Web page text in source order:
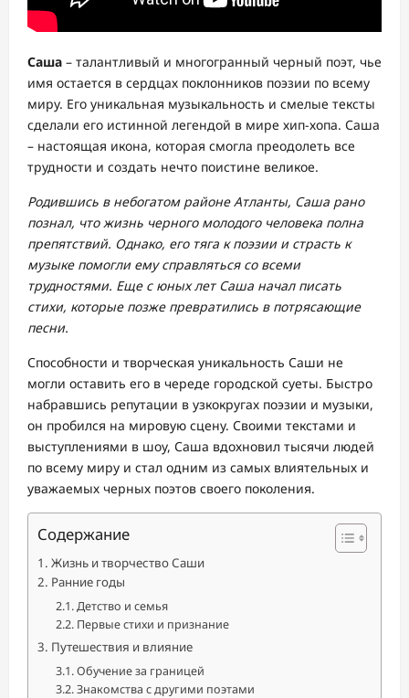
Саша – талантливый и многогранный черный поэт, чье
имя остается в сердцах поклонников поэзии по всему
миру. Его уникальная музыкальность и смелые тексты
сделали его истинной легендой в мире хип-хопа. Саша
– настоящая икона, которая смогла преодолеть все
трудности и создать нечто поистине великое.
Родившись в небогатом районе Атланты, Саша рано
познал, что жизнь черного молодого человека полна
препятствий. Однако, его тяга к поэзии и страсть к
музыке помогли ему справляться со всеми
трудностями. Еще с юных лет Саша начал писать
стихи, которые позже превратились в потрясающие
песни.
Способности и творческая уникальность Саши не
могли оставить его в череде городской суеты. Быстро
набравшись репутации в узкокругах поэзии и музыки,
он пробился на мировую сцену. Своими текстами и
выступлениями в шоу, Саша вдохновил тысячи людей
по всему миру и стал одним из самых влиятельных и
уважаемых черных поэтов своего поколения.
Содержание
Жизнь и творчество Саши
Ранние годы
Детство и семья
Первые стихи и признание
Путешествия и влияние
Обучение за границей
Знакомства с другими поэтами